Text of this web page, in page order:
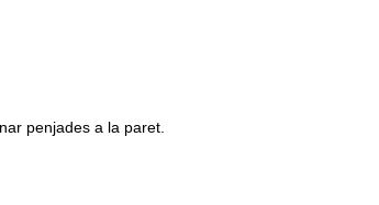
penjades a la paret.